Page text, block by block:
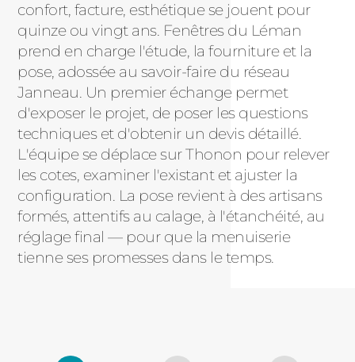
confort, facture, esthétique se jouent pour
quinze ou vingt ans. Fenêtres du Léman
prend en charge l'étude, la fourniture et la
pose, adossée au savoir-faire du réseau
Janneau. Un premier échange permet
d'exposer le projet, de poser les questions
techniques et d'obtenir un devis détaillé.
L'équipe se déplace sur Thonon pour relever
les cotes, examiner l'existant et ajuster la
configuration. La pose revient à des artisans
formés, attentifs au calage, à l'étanchéité, au
réglage final — pour que la menuiserie
tienne ses promesses dans le temps.